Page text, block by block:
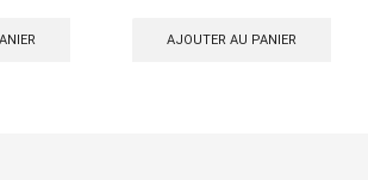
AJOUTER AU PANIER